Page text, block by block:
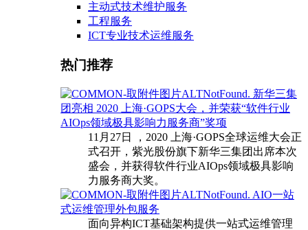
主动式技术维护服务
工程服务
ICT专业技术运维服务
热门推荐
新华三集
团亮相 2020 上海·GOPS大会，并荣获“软件行业
AIOps领域极具影响力服务商”奖项
11月27日 ，2020 上海·GOPS全球运维大会正
式召开，紫光股份旗下新华三集团出席本次
盛会，并获得软件行业AIOps领域极具影响
力服务商大奖。
AIO一站
式运维管理外包服务
面向异构ICT基础架构提供一站式运维管理